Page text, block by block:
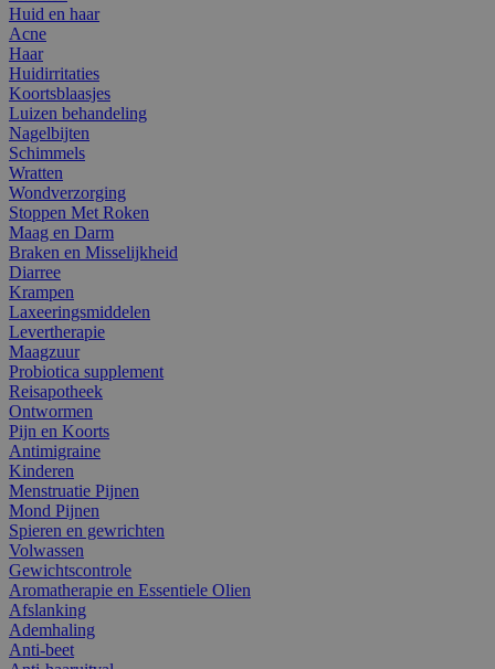
Huid en haar
Acne
Haar
Huidirritaties
Koortsblaasjes
Luizen behandeling
Nagelbijten
Schimmels
Wratten
Wondverzorging
Stoppen Met Roken
Maag en Darm
Braken en Misselijkheid
Diarree
Krampen
Laxeeringsmiddelen
Levertherapie
Maagzuur
Probiotica supplement
Reisapotheek
Ontwormen
Pijn en Koorts
Antimigraine
Kinderen
Menstruatie Pijnen
Mond Pijnen
Spieren en gewrichten
Volwassen
Gewichtscontrole
Aromatherapie en Essentiele Olien
Afslanking
Ademhaling
Anti-beet